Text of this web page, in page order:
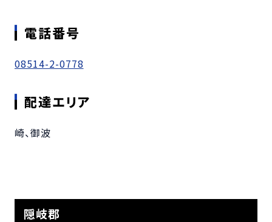
電話番号
08514-2-0778
配達エリア
崎、御波
隠岐郡